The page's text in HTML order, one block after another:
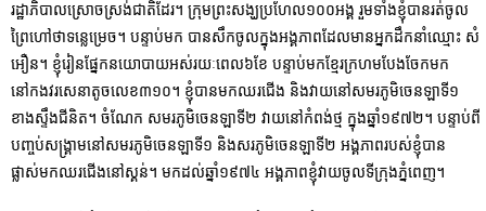
រដ្ឋាភិបាលស្រោចស្រង់ជាតិដែរ។ ក្រុមព្រះសង្ឃប្រហែល១០០អង្គ រួមទាំងខ្ញុំបានរត់ចូល
ព្រៃហៅថាទន្លេម្រេច។ បន្ទាប់មក បានសឹកចូលក្នុងអង្គភាពដែលមានអ្នកដឹកនាំឈ្មោះ សំ
អឿន។ ខ្ញុំរៀនផ្នែកនយោបាយអស់រយៈពេល៦ខែ បន្ទាប់មកខ្មែរក្រហមបែងចែកមក
នៅកងវរសេនាតូចលេខ៣១០។ ខ្ញុំបានមកឈរជើង និងវាយនៅសមរភូមិចេនឡាទី១
ខាងស្ទឹងជីនិត។ ចំណែក សមរភូមិចេនឡាទី២ វាយនៅកំពង់ថ្ម ក្នុងឆ្នាំ១៩៧២។ បន្ទាប់ពី
បញ្ចប់សង្រ្គាមនៅសមរភូមិចេនឡាទី១ និងសរភូ​មិចេនឡាទី២ អង្គភាពរបស់ខ្ញុំបាន
ផ្លាស់មកឈរជើងនៅស្គន់។ មកដល់ឆ្នាំ១៩៧៤ អង្គភាពខ្ញុំវាយចូលទីក្រុងភ្នំពេញ។